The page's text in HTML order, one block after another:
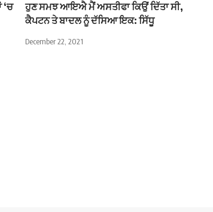
‘ਚ
ਹੁਣ ਸਮਝ ਆਇਐ ਮੈਂ ਅਸਤੀਫਾ ਕਿਉਂ ਦਿੱਤਾ ਸੀ,
ਕੈਪਟਨ ਤੇ ਬਾਦਲ ਨੂੰ ਦੱਸਿਆ ਇਕ: ਸਿੱਧੂ
December 22, 2021